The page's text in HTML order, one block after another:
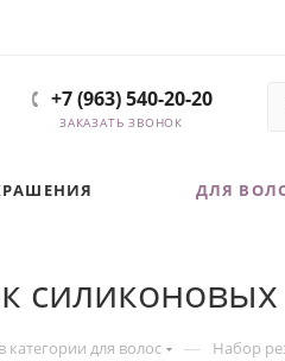
+7 (963) 540-20-20
ЗАКАЗАТЬ ЗВОНОК
ДЛЯ
силиконовых
категории для волос — Набор